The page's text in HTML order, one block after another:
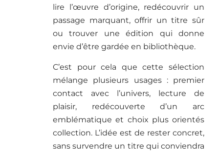
lire l’œuvre d’origine, redécouvrir un
passage marquant, offrir un titre sûr
ou trouver une édition qui donne
envie d’être gardée en bibliothèque.
C’est pour cela que cette sélection
mélange plusieurs usages : premier
contact avec l’univers, lecture de
plaisir, redécouverte d’un arc
emblématique et choix plus orientés
collection. L’idée est de rester concret,
sans survendre un titre qui conviendra